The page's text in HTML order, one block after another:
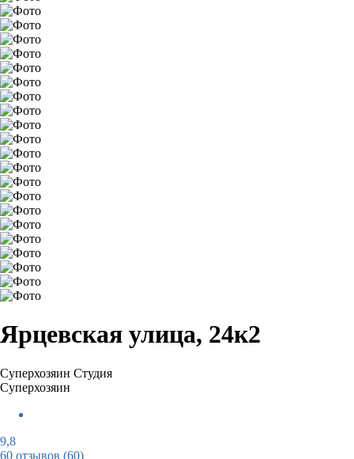
Ярцевская улица, 24к2
Суперхозяин Студия
Суперхозяин
9,8
60 отзывов (60)